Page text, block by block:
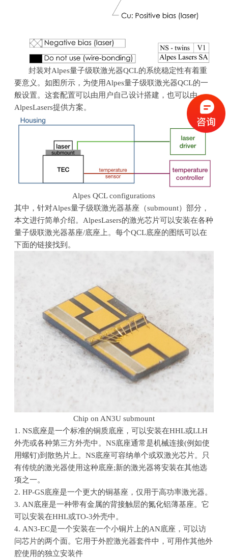
封装对Alpes量子级联激光器QCL的系统稳定性有着重
要意义。如图所示，为使用Alpes量子级联激光器QCL的一
般设置。这套配置可以由用户自己设计搭建，也可以由
AlpesLasers提供方案。
Alpes QCL configurations
其中，针对Alpes量子级联激光器基座（submount）部分，
本文进行简单介绍。 AlpesLasers的激光芯片可以安装在各种
量子级联激光器基座/底座上。每个QCL底座的图纸可以在
下面的链接找到。
Chip on AN3U submount
1. NS底座是一个标准的铜质底座，可以安装在HHL或LLH
外壳或各种第三方外壳中。NS底座通常是机械连接(例如使
用螺钉)到散热片上。NS底座可容纳单个或双激光芯片。只
有传统的激光器使用这种底座;新的激光器将安装在其他选
项之一。
2. HP-GS底座是一个更大的铜基座，仅用于高功率激光器。
3. AN底座是一种带有金属的背接触层的氮化铝薄基座。它
可以安装在HHL或TO-3外壳中。
4. AN3-EC是一个安装在一个小铜片上的AN底座，可以访
问芯片的两个面。它用于外腔激光器套件中，可用作其他外
腔使用的独立安装件